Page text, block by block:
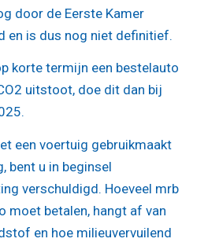
door de Eerste Kamer
en is dus nog niet definitief.
korte termijn een bestelauto
uitstoot, doe dit dan bij
een voertuig gebruikmaakt
bent u in beginsel
verschuldigd. Hoeveel mrb
moet betalen, hangt af van
en hoe milieuvervuilend